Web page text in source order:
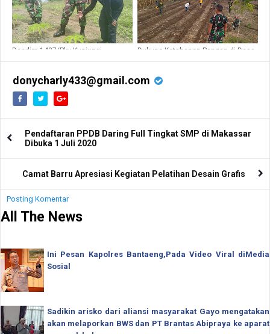
Dandim 1427/Pky Kunjungi
Dukung Ketahanan Pangan di Desa
donycharly433@gmail.com
Pendaftaran PPDB Daring Full Tingkat SMP di Makassar
Dibuka 1 Juli 2020
Camat Barru Apresiasi Kegiatan Pelatihan Desain Grafis
Posting Komentar
All The News
Ini Pesan Kapolres Bantaeng,Pada Video Viral diMedia
Sosial
Sadikin arisko dari aliansi masyarakat Gayo mengatakan
akan melaporkan BWS dan PT Brantas Abipraya ke aparat